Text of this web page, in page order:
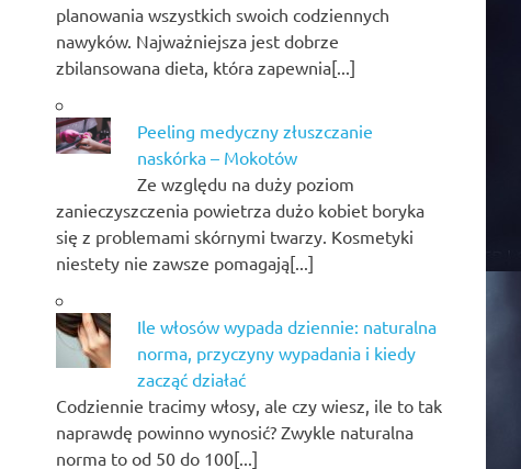
planowania wszystkich swoich codziennych
nawyków. Najważniejsza jest dobrze
zbilansowana dieta, która zapewnia[...]
Peeling medyczny złuszczanie
naskórka – Mokotów
Ze względu na duży poziom
zanieczyszczenia powietrza dużo kobiet boryka
się z problemami skórnymi twarzy. Kosmetyki
niestety nie zawsze pomagają[...]
Ile włosów wypada dziennie: naturalna
norma, przyczyny wypadania i kiedy
zacząć działać
Codziennie tracimy włosy, ale czy wiesz, ile to tak
naprawdę powinno wynosić? Zwykle naturalna
norma to od 50 do 100[...]